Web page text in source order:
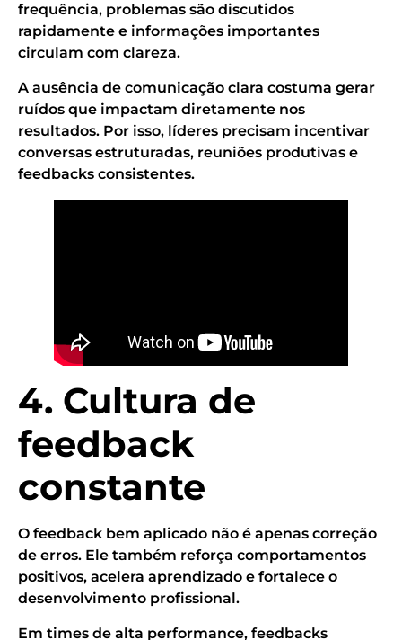
frequência, problemas são discutidos
rapidamente e informações importantes
circulam com clareza.
A ausência de comunicação clara costuma gerar
ruídos que impactam diretamente nos
resultados. Por isso, líderes precisam incentivar
conversas estruturadas, reuniões produtivas e
feedbacks consistentes.
4. Cultura de
feedback
constante
O feedback bem aplicado não é apenas correção
de erros. Ele também reforça comportamentos
positivos, acelera aprendizado e fortalece o
desenvolvimento profissional.
Em times de alta performance, feedbacks